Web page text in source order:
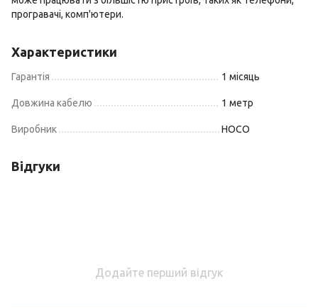
програвачі, комп'ютери.
Характеристики
Гарантія 1 місяць
Довжина кабелю 1 метр
Виробник HOCO
Відгуки
Додайте перший відгук